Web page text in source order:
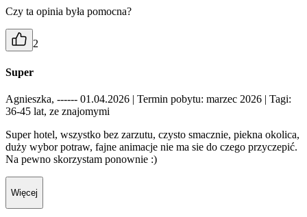
Czy ta opinia była pomocna?
2
Super
Agnieszka, ------ 01.04.2026 | Termin pobytu: marzec 2026 | Tagi:
36-45 lat, ze znajomymi
Super hotel, wszystko bez zarzutu, czysto smacznie, piekna okolica,
duży wybor potraw, fajne animacje nie ma sie do czego przyczepić.
Na pewno skorzystam ponownie :)
Więcej